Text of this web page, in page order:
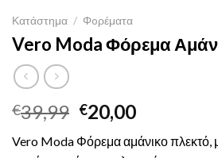
Κατάστημα / Φoρέματα
Vero Moda Φόρεμα
€39,99 Original
price
was:
€20,00Η
τρέχουσα
τιμή
Vero Moda Φόρεμα αμάνικο πλεκτό,